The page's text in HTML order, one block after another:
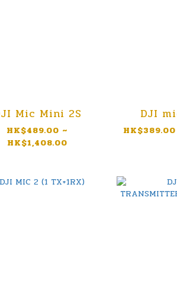
Mic Mini 2S
HK$489.00 ~
HK$1,408.00
DJI